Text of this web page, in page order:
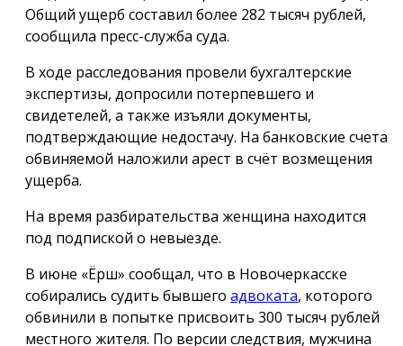
Общий ущерб составил более 282 тысяч рублей,
сообщила пресс-служба суда.
В ходе расследования провели бухгалтерские
экспертизы, допросили потерпевшего и
свидетелей, а также изъяли документы,
подтверждающие недостачу. На банковские счета
обвиняемой наложили арест в счёт возмещения
ущерба.
На время разбирательства женщина находится
под подпиской о невыезде.
В июне «Ёрш» сообщал, что в Новочеркасске
собирались судить бывшего адвоката, которого
обвинили в попытке присвоить 300 тысяч рублей
местного жителя. По версии следствия, мужчина